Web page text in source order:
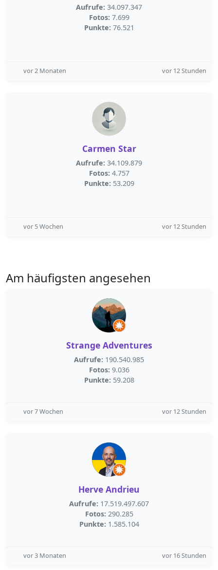
Aufrufe: 34.097.347
Fotos: 7.699
Punkte: 76.521
vor 2 Monaten vor 12 Stunden
Carmen Star
Aufrufe: 34.109.879
Fotos: 4.757
Punkte: 53.209
vor 5 Wochen vor 12 Stunden
Am häufigsten angesehen
Strange Adventures
Aufrufe: 190.540.985
Fotos: 9.036
Punkte: 59.208
vor 7 Wochen vor 12 Stunden
Herve Andrieu
Aufrufe: 17.519.497.607
Fotos: 290.285
Punkte: 1.585.104
vor 3 Monaten vor 16 Stunden